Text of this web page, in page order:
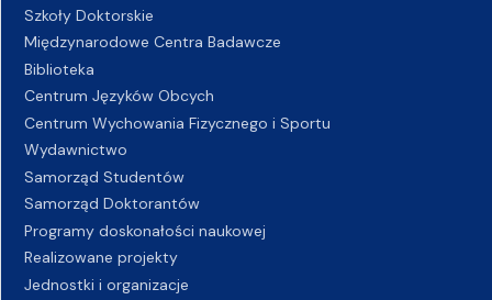
Szkoły Doktorskie
Międzynarodowe Centra Badawcze
Biblioteka
Centrum Języków Obcych
Centrum Wychowania Fizycznego i Sportu
Wydawnictwo
Samorząd Studentów
Samorząd Doktorantów
Programy doskonałości naukowej
Realizowane projekty
Jednostki i organizacje